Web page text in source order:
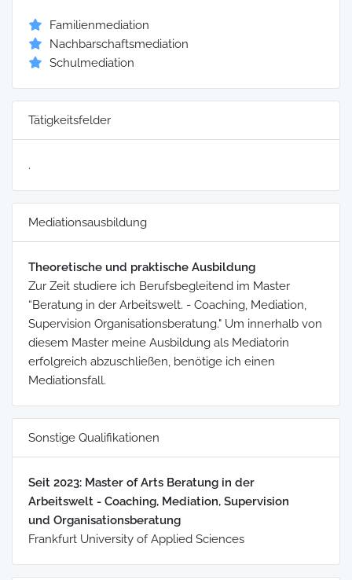
Familienmediation
Nachbarschaftsmediation
Schulmediation
Tätigkeitsfelder
.
Mediationsausbildung
Theoretische und praktische Ausbildung
Zur Zeit studiere ich Berufsbegleitend im Master
“Beratung in der Arbeitswelt. - Coaching, Mediation,
Supervision Organisationsberatung." Um innerhalb von
diesem Master meine Ausbildung als Mediatorin
erfolgreich abzuschließen, benötige ich einen
Mediationsfall.
Sonstige Qualifikationen
Seit 2023: Master of Arts Beratung in der
Arbeitswelt - Coaching, Mediation, Supervision
und Organisationsberatung
Frankfurt University of Applied Sciences